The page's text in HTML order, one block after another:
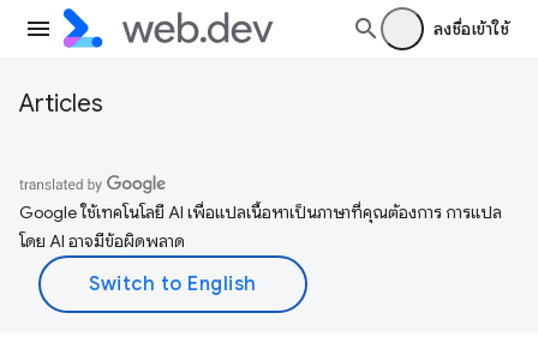
ลงชื่อเข้าใช้
Articles
Google ใช้เทคโนโลยี AI เพื่อแปลเนื้อหาเป็นภาษาที่คุณต้องการ การแปล
โดย AI อาจมีข้อผิดพลาด